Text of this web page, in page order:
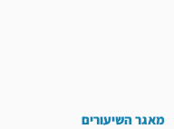
מאגר השיעורים